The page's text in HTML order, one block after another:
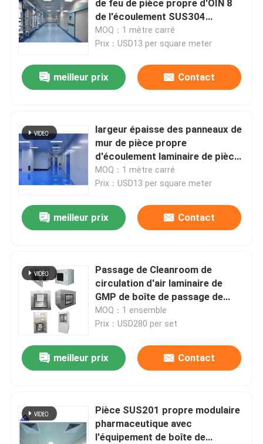
de feu de pièce propre d'OIN 8
de l'écoulement SUS304
laminaire grande
MOQ：1 mètre carré
Prix：USD13 per square meter
meilleur prix Contact
largeur épaisse des panneaux de
mur de pièce propre
d'écoulement laminaire de pièce
propre de 75mm LAF 1180mm
MOQ：1 mètre carré
Prix：USD13 per square meter
meilleur prix Contact
Passage de Cleanroom de
circulation d'air laminaire de
GMP de boîte de passage de
l'acier inoxydable SUS201 par la
boîte
MOQ：1 ensemble
Prix：USD280 per set
meilleur prix Contact
Pièce SUS201 propre modulaire
pharmaceutique avec
l'équipement de boîte de